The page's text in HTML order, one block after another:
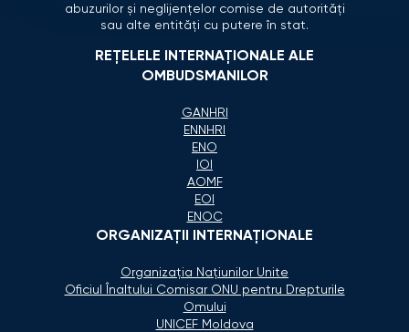
abuzurilor și neglijențelor comise de autorități
sau alte entități cu putere în stat.
REȚELELE INTERNAȚIONALE ALE
OMBUDSMANILOR
GANHRI
ENNHRI
ENO
IOI
AOMF
EOI
ENOC
ORGANIZAŢII INTERNAŢIONALE
Organizaţia Naţiunilor Unite
Oficiul Înaltului Comisar ONU pentru Drepturile
Omului
UNICEF Moldova